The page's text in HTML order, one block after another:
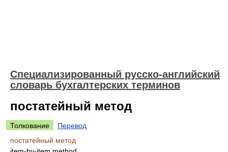
Специализированный русско-английский
словарь бухгалтерских терминов
постатейный метод
Толкование
Перевод
постатейный метод